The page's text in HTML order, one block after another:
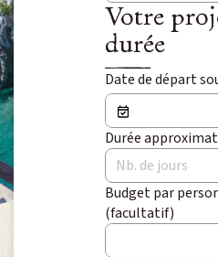
Vie
Photo
Photo
Photo
Votre
durée
Date de départ
Durée
Budget par
(facultatif)